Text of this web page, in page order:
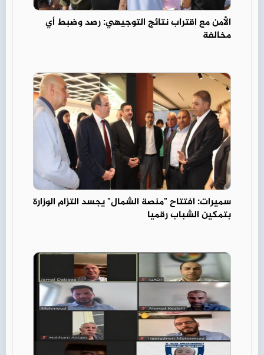
الأمن مع اقتراب نتائج التوجيهي: رصد وضبط أي
مخالفة
سميرات: افتتاح "منصة الشمال" يجسد التزام الوزارة
بتمكين الشباب رقميا